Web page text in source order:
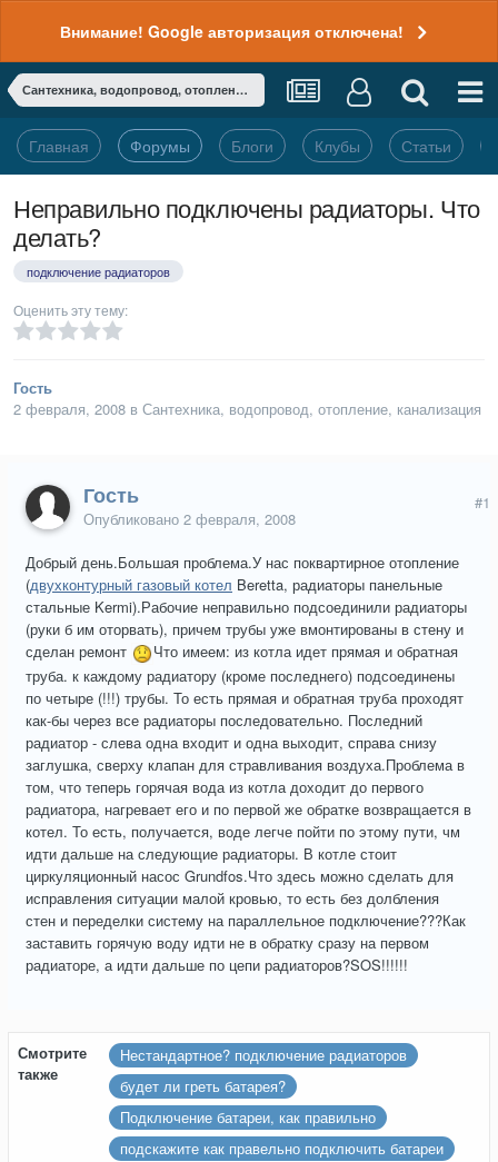
Внимание! Google авторизация отключена!
Сантехника, водопровод, отопление, канализация
Главная Форумы Блоги Клубы Статьи
Неправильно подключены радиаторы. Что
делать?
подключение радиаторов
Оценить эту тему:
Гость
2 февраля, 2008 в Сантехника, водопровод, отопление, канализация
Гость
Опубликовано 2 февраля, 2008
#1
Добрый день.Большая проблема.У нас поквартирное отопление
(двухконтурный газовый котел Beretta, радиаторы панельные
стальные Kermi).Рабочие неправильно подсоединили радиаторы
(руки б им оторвать), причем трубы уже вмонтированы в стену и
сделан ремонт
Что имеем: из котла идет прямая и обратная
труба. к каждому радиатору (кроме последнего) подсоединены
по четыре (!!!) трубы. То есть прямая и обратная труба проходят
как-бы через все радиаторы последовательно. Последний
радиатор - слева одна входит и одна выходит, справа снизу
заглушка, сверху клапан для стравливания воздуха.Проблема в
том, что теперь горячая вода из котла доходит до первого
радиатора, нагревает его и по первой же обратке возвращается в
котел. То есть, получается, воде легче пойти по этому пути, чм
идти дальше на следующие радиаторы. В котле стоит
циркуляционный насос Grundfos.Что здесь можно сделать для
исправления ситуации малой кровью, то есть без долбления
стен и переделки систему на параллельное подключение???Как
заставить горячую воду идти не в обратку сразу на первом
радиаторе, а идти дальше по цепи радиаторов?SOS!!!!!!
Смотрите
также
Нестандартное? подключение радиаторов
будет ли греть батарея?
Подключение батареи, как правильно
подскажите как правельно подключить батареи